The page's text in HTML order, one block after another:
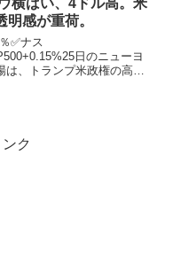
横ばい、4ドル高。米
明感が重荷。
✅ナス
日のニューヨ
は、トランプ米政権の高関
ク